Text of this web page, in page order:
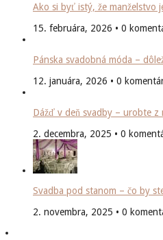
Ako si byť istý, že manželstvo
15. februára, 2026 • 0
Pánska svadobná móda –
12. januára, 2026 • 0
Dážď v deň svadby – urobte z
2. decembra, 2025 • 0
Svadba pod stanom – čo by
2. novembra, 2025 • 0